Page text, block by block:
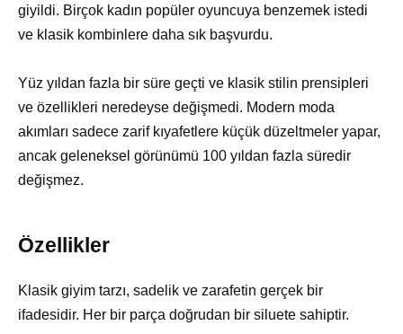
giyildi. Birçok kadın popüler oyuncuya benzemek istedi
ve klasik kombinlere daha sık başvurdu.
Yüz yıldan fazla bir süre geçti ve klasik stilin prensipleri
ve özellikleri neredeyse değişmedi. Modern moda
akımları sadece zarif kıyafetlere küçük düzeltmeler yapar,
ancak geleneksel görünümü 100 yıldan fazla süredir
değişmez.
Özellikler
Klasik giyim tarzı, sadelik ve zarafetin gerçek bir
ifadesidir. Her bir parça doğrudan bir siluete sahiptir.